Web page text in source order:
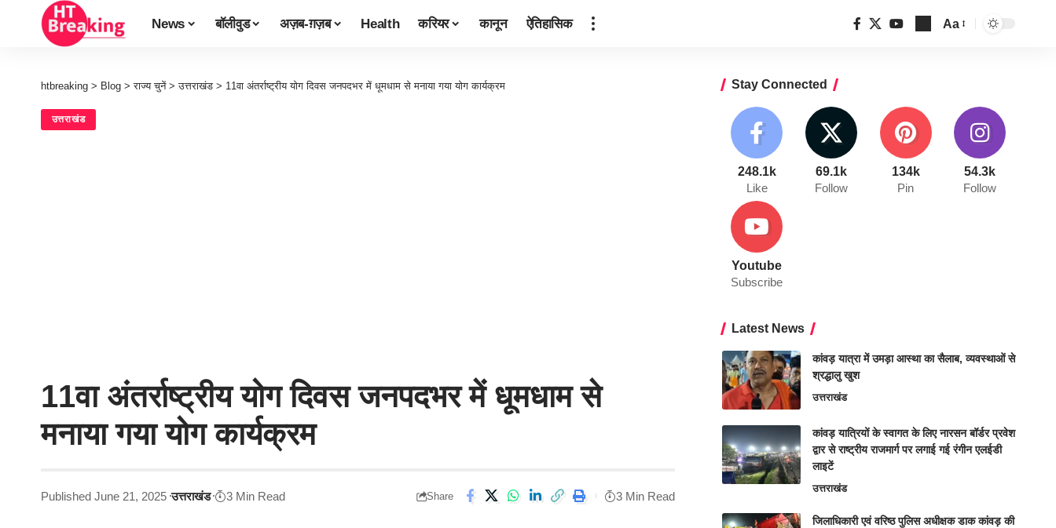
News बॉलीवुड अज़ब-ग़ज़ब Health करियर कानून ऐतिहासिक Aa
htbreaking > Blog >राज्य चुनें >उत्तराखंड > 11वा अंतर्राष्ट्रीय योग दिवस जनपदभर में धूमधाम से मनाया गया योग कार्यक्रम
उत्तराखंड
11वा अंतर्राष्ट्रीय योग दिवस जनपदभर में धूमधाम से
मनाया गया योग कार्यक्रम
Published June 21, 2025 उत्तराखंड 3 Min Read Share 3 Min Read
Stay Connected
248.1k
Like
69.1k
Follow
134k
Pin
54.3k
Follow
Youtube
Subscribe
Latest News
कांवड़ यात्रा में उमड़ा आस्था का सैलाब, व्यवस्थाओं से
श्रद्धालु खुश
उत्तराखंड
कांवड़ यात्रियों के स्वागत के लिए नारसन बॉर्डर प्रवेश
द्वार से राष्ट्रीय राजमार्ग पर लगाई गई रंगीन एलईडी
लाइटें
उत्तराखंड
जिलाधिकारी एवं वरिष्ठ पुलिस अधीक्षक डाक कांवड़ की